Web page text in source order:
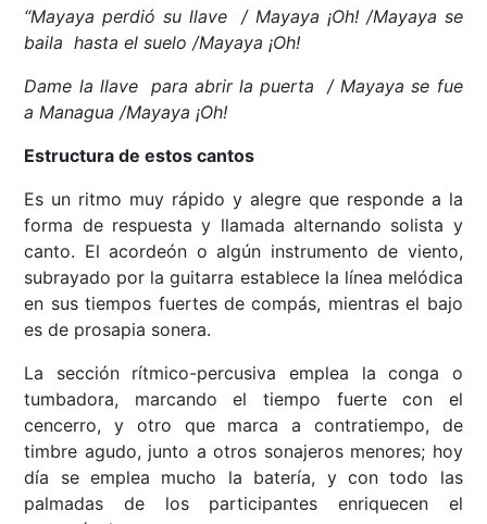
“Mayaya perdió su llave / Mayaya ¡Oh! /Mayaya se
baila hasta el suelo /Mayaya ¡Oh!
Dame la llave para abrir la puerta / Mayaya se fue
a Managua /Mayaya ¡Oh!
Estructura de estos cantos
Es un ritmo muy rápido y alegre que responde a la
forma de respuesta y llamada alternando solista y
canto. El acordeón o algún instrumento de viento,
subrayado por la guitarra establece la línea melódica
en sus tiempos fuertes de compás, mientras el bajo
es de prosapia sonera.
La sección rítmico-percusiva emplea la conga o
tumbadora, marcando el tiempo fuerte con el
cencerro, y otro que marca a contratiempo, de
timbre agudo, junto a otros sonajeros menores; hoy
día se emplea mucho la batería, y con todo las
palmadas de los participantes enriquecen el